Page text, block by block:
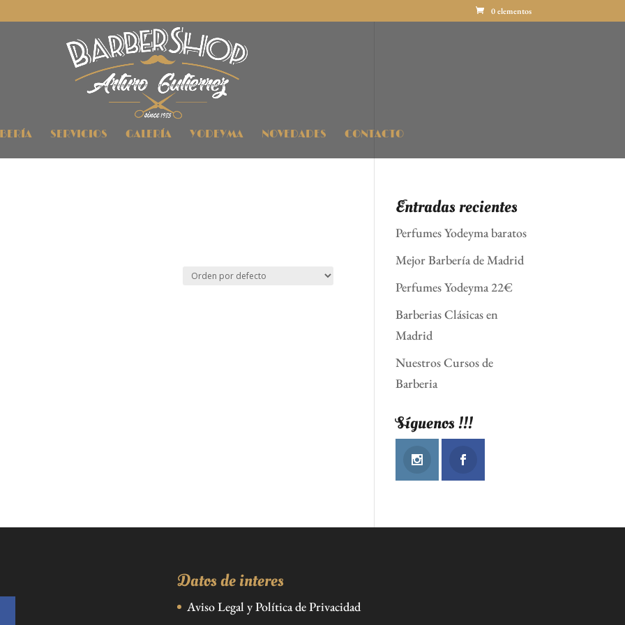
0 elementos
SERVICIOS GALERÍA YODEYMA NOVEDADES CONTACTO
Entradas recientes
Perfumes Yodeyma baratos
Mejor Barbería de Madrid
Perfumes Yodeyma 22€
Barberias Clásicas en
Madrid
Nuestros Cursos de
Barberia
Síguenos !!!
Datos de interes
Aviso Legal y Política de Privacidad